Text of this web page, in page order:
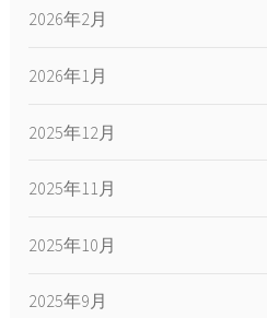
2026年2月
2026年1月
2025年12月
2025年11月
2025年10月
2025年9月